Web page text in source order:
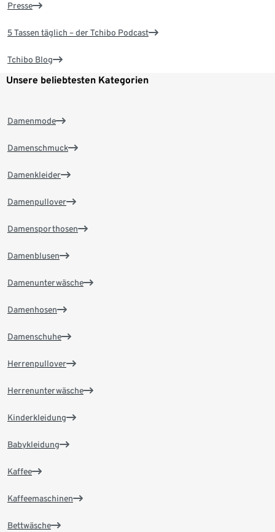
Presse
5 Tassen täglich – der Tchibo Podcast
Tchibo Blog
Unsere beliebtesten Kategorien
Damenmode
Damenschmuck
Damenkleider
Damenpullover
Damensporthosen
Damenblusen
Damenunterwäsche
Damenhosen
Damenschuhe
Herrenpullover
Herrenunterwäsche
Kinderkleidung
Babykleidung
Kaffee
Kaffeemaschinen
Bettwäsche